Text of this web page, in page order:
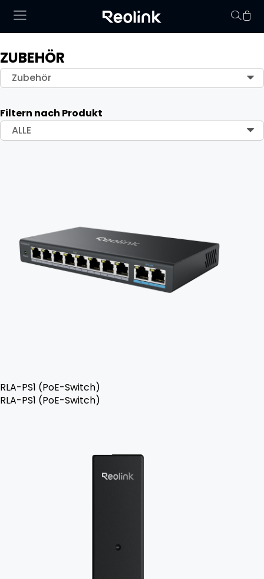
ZUBEHÖR
Zubehör
Filtern nach Produkt
ALLE
RLA-PS1 (PoE-Switch)
RLA-PS1 (PoE-Switch)